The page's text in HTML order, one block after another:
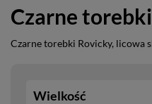
Czarne
Czarne torebki Rovicky, licowa
Wielkość